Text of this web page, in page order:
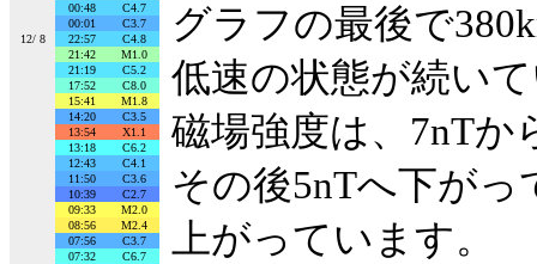
00:48
C4.7
00:01
C3.7
12/ 8
22:57
C4.8
21:42
M1.0
21:19
C5.2
17:52
C8.0
15:41
M1.8
14:20
C3.5
13:54
X1.1
13:18
C6.2
12:43
C4.1
11:50
C3.6
10:39
C2.7
09:33
M2.0
08:56
M2.4
07:56
C3.7
07:32
C6.7
グラフの最後で
低速の状態が続い
磁場強度は、7nTか
その後5nTへ下が
上がっています。